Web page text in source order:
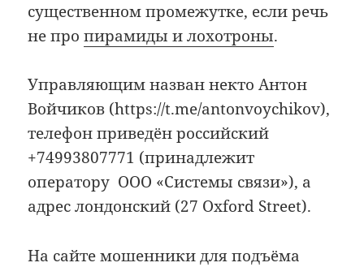
существенном промежутке, если речь
не пропирамиды и лохотроны.
Управляющим назван некто Антон
Войчиков (https://t.me/antonvoychikov),
телефон приведён российский
+74993807771 (принадлежит
оператору ООО «Системы связи»), а
адрес лондонский (27 Oxford Street).
На сайте мошенники для подъёма